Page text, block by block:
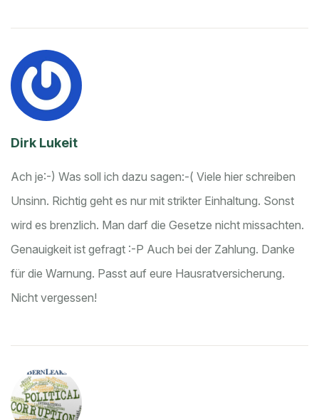
Dirk Lukeit
Ach je:-) Was soll ich dazu sagen:-( Viele hier schreiben
Unsinn. Richtig geht es nur mit strikter Einhaltung. Sonst
wird es brenzlich. Man darf die Gesetze nicht missachten.
Genauigkeit ist gefragt :-P Auch bei der Zahlung. Danke
für die Warnung. Passt auf eure Hausratversicherung.
Nicht vergessen!